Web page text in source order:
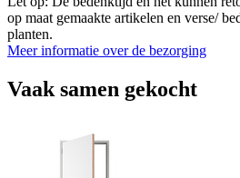
op maat gemaakte artikelen en verse/
planten.
Meer informatie over de bezorging
Vaak samen gekocht